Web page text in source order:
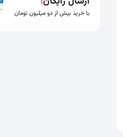
با خرید بیش از دو میلیون تومان